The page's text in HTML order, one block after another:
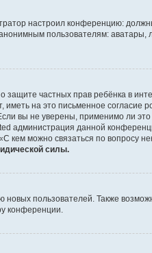
настроил конференцию:
пользователям: аватары,
защите частных прав ребёнка в
на это письменное согласие
вы не уверены, применимо ли
администрация данной
кем можно связаться по вопросу
силы.
пользователей. Также
конференции.